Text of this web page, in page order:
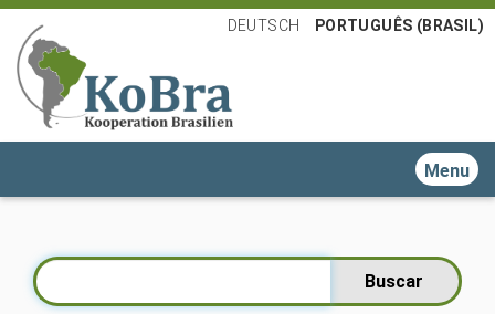
DEUTSCH PORTUGUÊS (BRASIL)
Toggle